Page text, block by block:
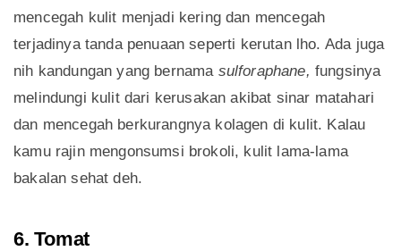
mencegah kulit menjadi kering dan mencegah
terjadinya tanda penuaan seperti kerutan lho. Ada juga
nih kandungan yang bernama sulforaphane, fungsinya
melindungi kulit dari kerusakan akibat sinar matahari
dan mencegah berkurangnya kolagen di kulit. Kalau
kamu rajin mengonsumsi brokoli, kulit lama-lama
bakalan sehat deh.
6. Tomat